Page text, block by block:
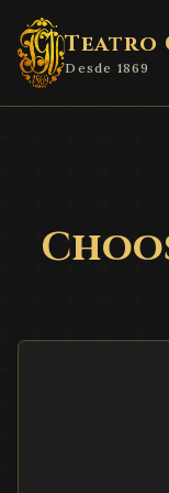
Teatro
Desde 1869